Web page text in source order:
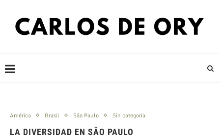
América Brasil São Paulo Sin categoría
LA DIVERSIDAD EN SÃO PAULO